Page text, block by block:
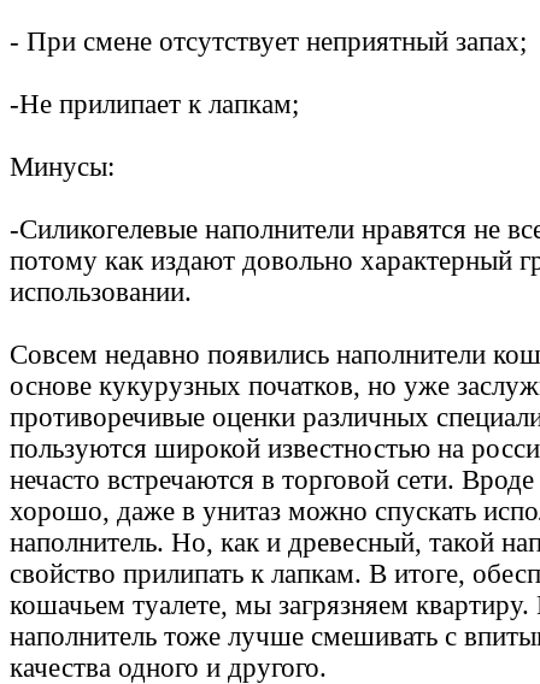
- При смене отсутствует неприятный запах;
-Не прилипает к лапкам;
Минусы:
-Силикогелевые наполнители нравятся не
потому как издают довольно характерный
использовании.
Совсем недавно появились наполнители
основе кукурузных початков, но уже
противоречивые оценки различных
пользуются широкой известностью на
нечасто встречаются в торговой сети.
хорошо, даже в унитаз можно спускать
наполнитель. Но, как и древесный, такой
свойство прилипать к лапкам. В итоге,
кошачьем туалете, мы загрязняем
наполнитель тоже лучше смешивать с
качества одного и другого.